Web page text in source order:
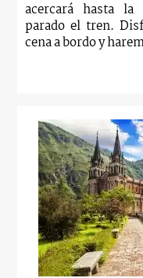
acercará hasta la
parado el tren.
cena a bordo y